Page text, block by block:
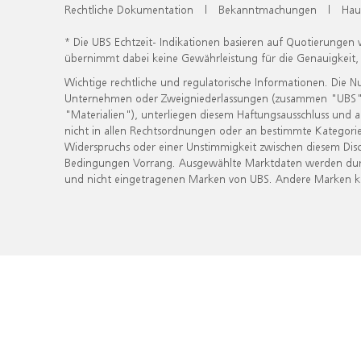
Rechtliche Dokumentation | Bekanntmachungen |
* Die UBS Echtzeit- Indikationen basieren auf
übernimmt dabei keine Gewährleistung für die
Wichtige rechtliche und regulatorische Informationen. Die
Unternehmen oder Zweigniederlassungen (zusammen
"Materialien"), unterliegen diesem Haftungsausschluss
nicht in allen Rechtsordnungen oder an bestimmte
Widerspruchs oder einer Unstimmigkeit zwischen diesem
Bedingungen Vorrang. Ausgewählte Marktdaten werden
und nicht eingetragenen Marken von UBS. Andere Marken